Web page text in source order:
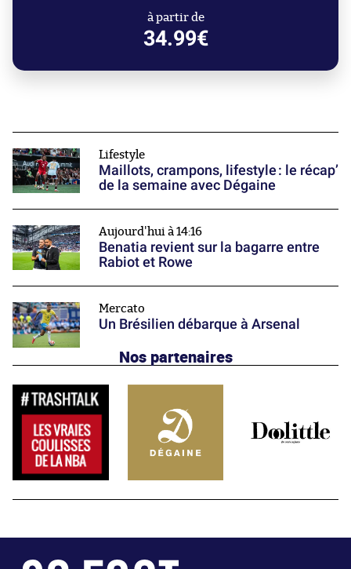
à partir de
34.99€
Lifestyle
Maillots, crampons, lifestyle : le récap’
de la semaine avec Dégaine
Aujourd'hui à 14:16
Benatia revient sur la bagarre entre
Rabiot et Rowe
Mercato
Un Brésilien débarque à Arsenal
Nos partenaires